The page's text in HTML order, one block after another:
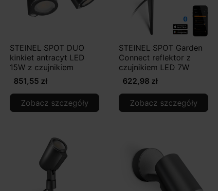
STEINEL SPOT DUO
kinkiet antracyt LED
15W z czujnikiem
851,55 zł
Zobacz szczegóły
STEINEL SPOT Garden
Connect reflektor z
czujnikiem LED 7W
622,98 zł
Zobacz szczegóły